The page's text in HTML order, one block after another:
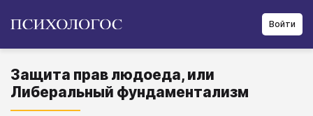
Войти
Защита прав людоеда, или
Либеральный фундаментализм